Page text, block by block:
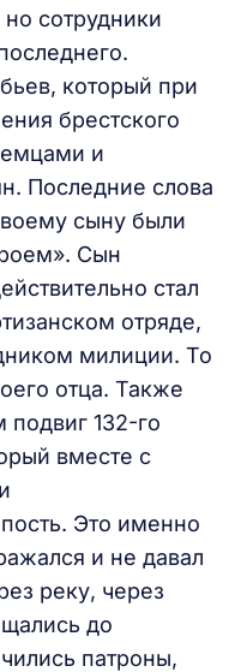
сотрудники
который при
брестского
и
Последние слова
сыну были
Сын
стал
отряде,
милиции. То
отца. Также
132-го
вместе с
Это именно
и не давал
реку, через
до
патроны,